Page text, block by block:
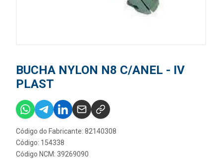
BUCHA NYLON N8 C/ANEL - IV
PLAST
Código do Fabricante: 82140308
Código: 154338
Código NCM: 39269090